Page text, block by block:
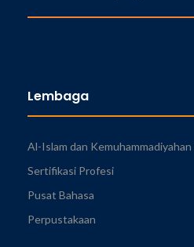
Lembaga
Al-Islam dan Kemuhammadiyahan
Sertifikasi Profesi
Pusat Bahasa
Perpustakaan